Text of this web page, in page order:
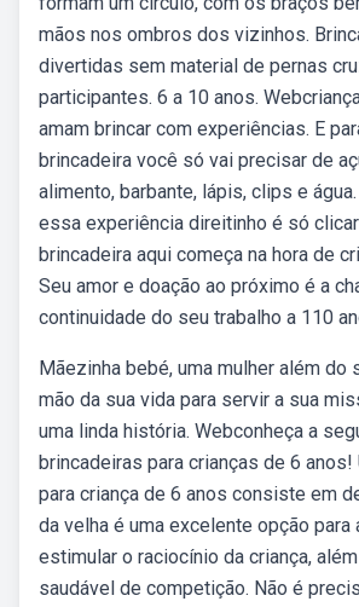
mãos nos ombros dos vizinhos.
divertidas sem material de pernas
participantes. 6 a 10 anos.
amam brincar com experiências. E
brincadeira você só vai precisar de
alimento, barbante, lápis, clips e
essa experiência direitinho é só
brincadeira aqui começa na hora de
Seu amor e doação ao próximo é a
continuidade do seu trabalho a 110
Mãezinha bebé, uma mulher além do
mão da sua vida para servir a sua
uma linda história. Webconheça a
brincadeiras para crianças de 6 anos!
para criança de 6 anos consiste em
da velha é uma excelente opção para
estimular o raciocínio da criança,
saudável de competição. Não é